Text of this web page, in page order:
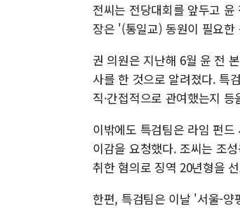
전씨는 전당대회를 앞두고
장은 '(통일교) 동원이 필요
권 의원은 지난해 6월 윤 전
사를 한 것으로 알려졌다. 특
직·간접적으로 관여했는지
이밖에도 특검팀은 라임 펀
이감을 요청했다. 조씨는 조
취한 혐의로 징역 20년형을
한편, 특검팀은 이날 '서울-양